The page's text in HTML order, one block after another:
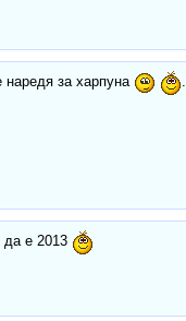
наредя за харпуна .
да е 2013